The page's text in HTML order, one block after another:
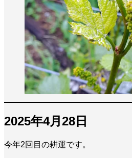
2025年4月28日
今年2回目の耕運です。